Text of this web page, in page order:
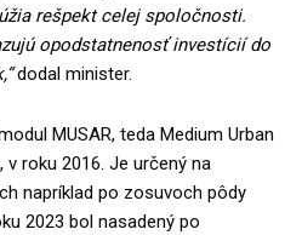
rešpekt celej spoločnosti.
opodstatnenosť investícií do
dodal minister.
MUSAR, teda Medium Urban
v roku 2016. Je určený na
napríklad po zosuvoch pôdy
2023 bol nasadený po